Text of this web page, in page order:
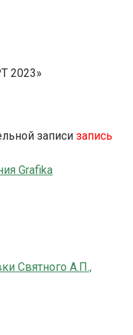
2023»
записи запись
Grafika
Святного А.П.,